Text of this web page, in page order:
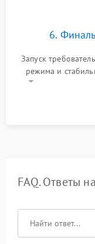
6.
Запуск
режима и
Тестирование
геймпадов,
FAQ. Ответы